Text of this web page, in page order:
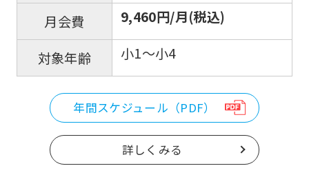
月会費
9,460円/月(税込)
対象年齢 小1～小4
年間スケジュール（PDF）
詳しくみる